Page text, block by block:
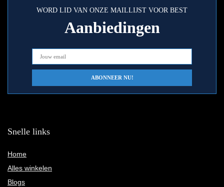
WORD LID VAN ONZE MAILLIJST VOOR BEST
Aanbiedingen
Snelle links
Home
Alles winkelen
Blogs